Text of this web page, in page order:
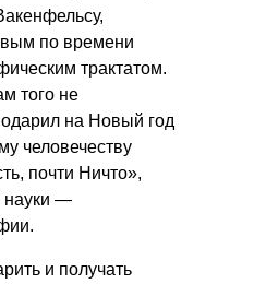
по времени
трактатом.
того не
на Новый год
человечеству
почти Ничто»,
науки —
и получать